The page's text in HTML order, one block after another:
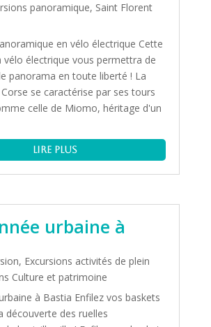
panoramique, Saint Florent
en vélo électrique Cette
vélo électrique vous permettra de
panorama en toute liberté ! La
se caractérise par ses tours
celle de Miomo, héritage d'un
lire plus
urbaine à
, Excursions activités de plein
Culture et patrimoine
à Bastia Enfilez vos baskets
découverte des ruelles